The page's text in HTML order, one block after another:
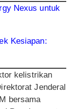
Nexus untuk
Kesiapan:
kelistrikan
Jenderal
bersama